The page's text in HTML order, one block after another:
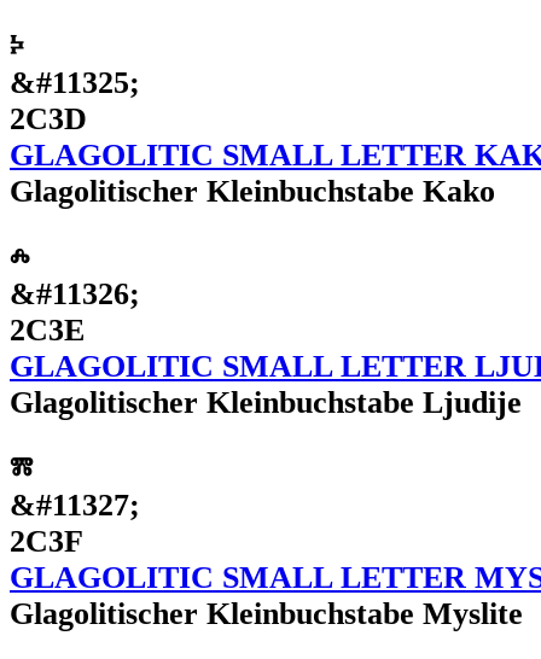
ⰽ
&#11325;
2C3D
GLAGOLITIC SMALL LETTER
Glagolitischer Kleinbuchstabe Kako
ⰾ
&#11326;
2C3E
GLAGOLITIC SMALL LETTER
Glagolitischer Kleinbuchstabe Ljudije
ⰿ
&#11327;
2C3F
GLAGOLITIC SMALL LETTER
Glagolitischer Kleinbuchstabe Myslite